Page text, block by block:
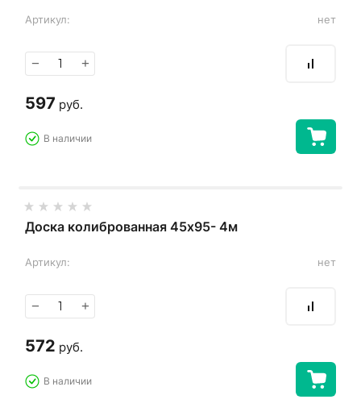
Артикул: нет
− +
597 руб.
В наличии
Доска колиброванная 45х95- 4м
Артикул: нет
− +
572 руб.
В наличии